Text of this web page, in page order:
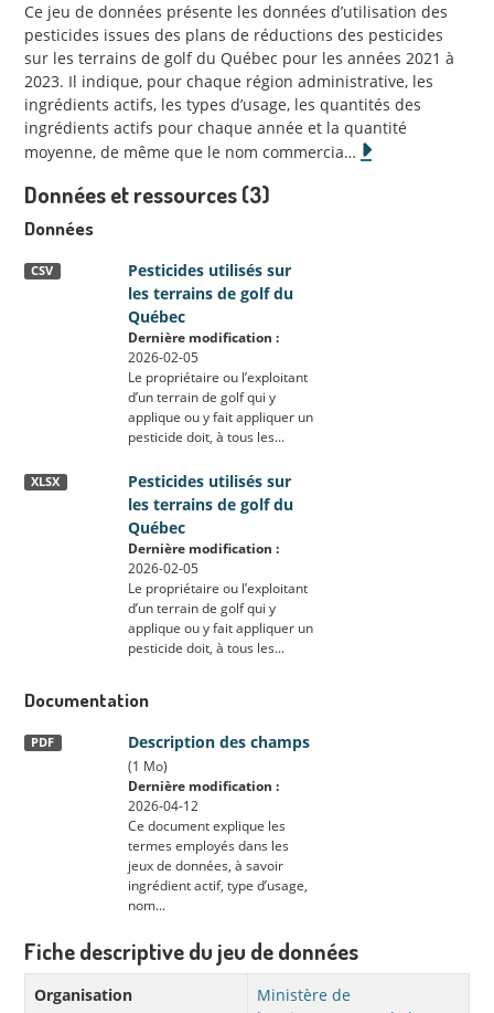
Ce jeu de données présente les données d’utilisation des
pesticides issues des plans de réductions des pesticides
sur les terrains de golf du Québec pour les années 2021 à
2023. Il indique, pour chaque région administrative, les
ingrédients actifs, les types d’usage, les quantités des
ingrédients actifs pour chaque année et la quantité
moyenne, de même que le nom commercia…
Données et ressources (3)
Données
Pesticides utilisés sur
les terrains de golf du
Québec
CSV
Dernière modification :
2026-02-05
Le propriétaire ou l’exploitant
d’un terrain de golf qui y
applique ou y fait appliquer un
pesticide doit, à tous les...
Pesticides utilisés sur
les terrains de golf du
Québec
XLSX
Dernière modification :
2026-02-05
Le propriétaire ou l’exploitant
d’un terrain de golf qui y
applique ou y fait appliquer un
pesticide doit, à tous les...
Documentation
Description des champs
PDF
(1 Mo)
Dernière modification :
2026-04-12
Ce document explique les
termes employés dans les
jeux de données, à savoir
ingrédient actif, type d’usage,
nom...
Fiche descriptive du jeu de données
Organisation
Ministère de